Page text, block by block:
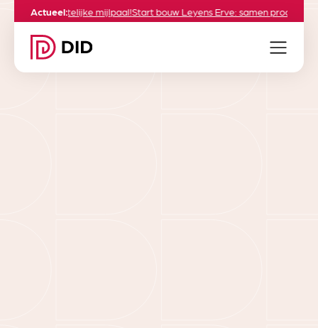
Actueel:
een feestelijke mijlpaal!Start bouw Leyens Erve: samen proosten